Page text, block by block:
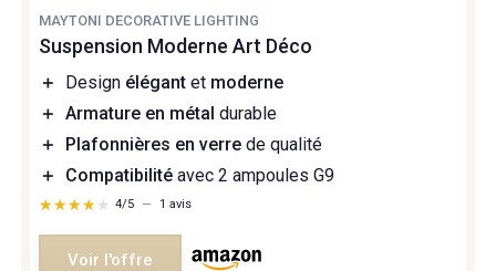
MAYTONI DECORATIVE LIGHTING
Suspension Moderne Art Déco
＋ Design élégant et moderne
＋ Armature en métal durable
＋
Plafonnières en verre de qualité
＋
Compatibilité avec 2 ampoules G9
★★★★★
★★★★★ 4/5 — 1 avis
Voir l'offre